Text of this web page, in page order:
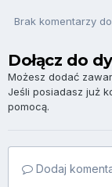
Brak komentarzy
Dołącz do
Możesz dodać
Jeśli posiadasz już
pomocą.
Dodaj